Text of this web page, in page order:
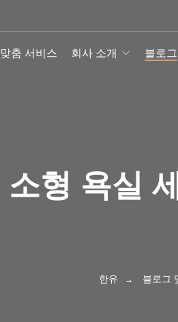
맞춤 서비스 회사 소개 블로그
소형 욕실
한유 블로그